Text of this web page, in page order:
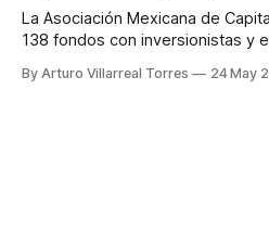
La Asociación Mexicana de
138 fondos con inversionistas y
By Arturo Villarreal Torres 24 May